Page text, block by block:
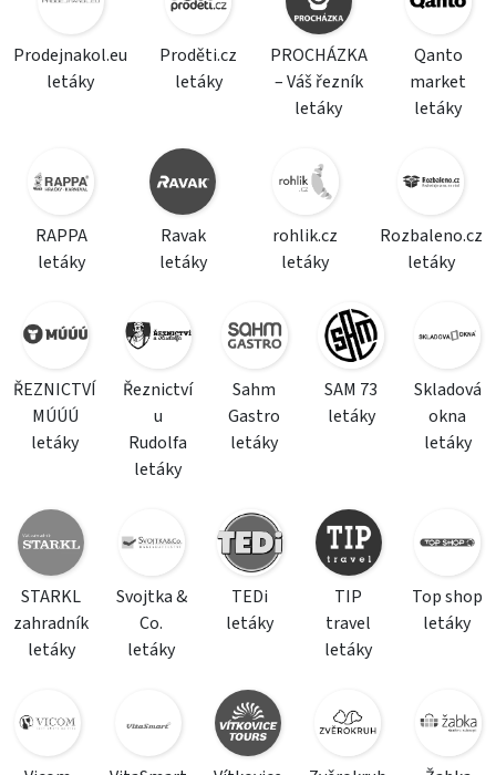
Prodejnakol.eu
letáky
Proděti.cz
letáky
PROCHÁZKA
– Váš řezník
letáky
Qanto
market
letáky
RAPPA
letáky
Ravak
letáky
rohlik.cz
letáky
Rozbaleno.cz
letáky
ŘEZNICTVÍ
MÚÚÚ
letáky
Řeznictví
u
Rudolfa
letáky
Sahm
Gastro
letáky
SAM 73
letáky
Skladová
okna
letáky
STARKL
zahradník
letáky
Svojtka &
Co.
letáky
TEDi
letáky
TIP
travel
letáky
Top shop
letáky